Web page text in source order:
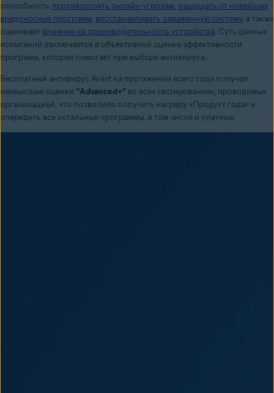
способность противостоять онлайн-угрозам, защищать от новейших
вредоносных программ, восстанавливать зараженную систему, а также
оценивает влияние на производительность устройства. Суть данных
испытаний заключается в объективной оценке эффективности
программ, которая помогает при выборе антивируса.
Бесплатный антивирус Avast на протяжении всего года получал
наивысшие оценки “Advanced+” во всех тестированиях, проводимых
организацией, что позволило получить награду «Продукт года» и
опередить все остальные программы, в том числе и платные.